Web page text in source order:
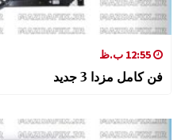
12:55 ب.ظ
فن کامل مزدا 3 جدید